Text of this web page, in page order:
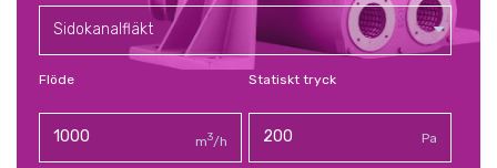
Sidokanalfläkt
Flöde
m3/h
Statiskt tryck
Pa